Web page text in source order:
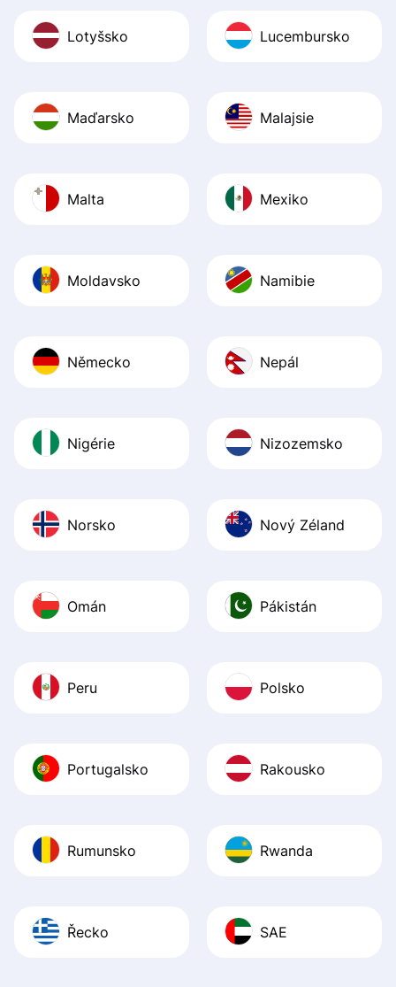
Lotyšsko Lucembursko
Maďarsko Malajsie
Malta Mexiko
Moldavsko Namibie
Německo Nepál
Nigérie Nizozemsko
Norsko Nový Zéland
Omán Pákistán
Peru Polsko
Portugalsko Rakousko
Rumunsko Rwanda
Řecko SAE